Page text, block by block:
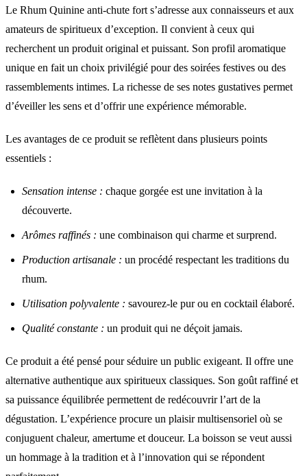
Le Rhum Quinine anti-chute fort s’adresse aux connaisseurs et aux
amateurs de spiritueux d’exception. Il convient à ceux qui
recherchent un produit original et puissant. Son profil aromatique
unique en fait un choix privilégié pour des soirées festives ou des
rassemblements intimes. La richesse de ses notes gustatives permet
d’éveiller les sens et d’offrir une expérience mémorable.
Les avantages de ce produit se reflètent dans plusieurs points
essentiels :
Sensation intense : chaque gorgée est une invitation à la
découverte.
Arômes raffinés : une combinaison qui charme et surprend.
Production artisanale : un procédé respectant les traditions du
rhum.
Utilisation polyvalente : savourez-le pur ou en cocktail élaboré.
Qualité constante : un produit qui ne déçoit jamais.
Ce produit a été pensé pour séduire un public exigeant. Il offre une
alternative authentique aux spiritueux classiques. Son goût raffiné et
sa puissance équilibrée permettent de redécouvrir l’art de la
dégustation. L’expérience procure un plaisir multisensoriel où se
conjuguent chaleur, amertume et douceur. La boisson se veut aussi
un hommage à la tradition et à l’innovation qui se répondent